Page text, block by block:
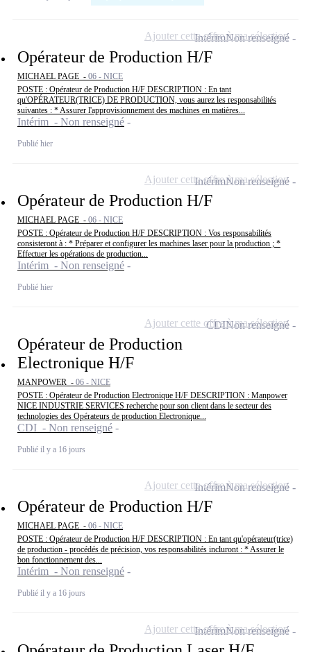
Opérateur de Production H/F
MICHAEL PAGE - 06 - NICE
POSTE : Opérateur de Production H/F DESCRIPTION : En tant
qu'OPÉRATEUR(TRICE) DE PRODUCTION, vous aurez les responsabilités
suivantes : * Assurer l'approvisionnement des machines en matières...
Intérim - Non renseigné
Publié hier
IntérimNon renseigné
Ajouter cette offre à ma sélection
Opérateur de Production H/F
MICHAEL PAGE - 06 - NICE
POSTE : Opérateur de Production H/F DESCRIPTION : Vos responsabilités
consisteront à : * Préparer et configurer les machines laser pour la production ; *
Effectuer les opérations de production...
Intérim - Non renseigné
Publié hier
IntérimNon renseigné
Ajouter cette offre à ma sélection
Opérateur de Production
Electronique H/F
MANPOWER - 06 - NICE
POSTE : Opérateur de Production Electronique H/F DESCRIPTION : Manpower
NICE INDUSTRIE SERVICES recherche pour son client dans le secteur des
technologies des Opérateurs de production Electronique...
CDI - Non renseigné
Publié il y a 16 jours
CDINon renseigné
Ajouter cette offre à ma sélection
Opérateur de Production H/F
MICHAEL PAGE - 06 - NICE
POSTE : Opérateur de Production H/F DESCRIPTION : En tant qu'opérateur(trice)
de production - procédés de précision, vos responsabilités incluront : * Assurer le
bon fonctionnement des...
Intérim - Non renseigné
Publié il y a 16 jours
IntérimNon renseigné
Ajouter cette offre à ma sélection
IntérimNon renseigné
Ajouter cette offre à ma sélection